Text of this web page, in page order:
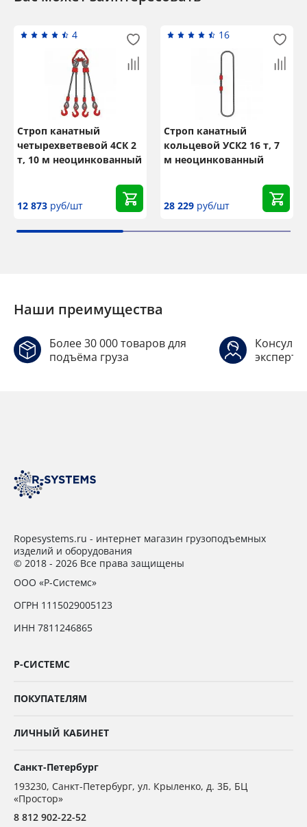
4
Строп канатный
четырехветвевой 4СК 2
т, 10 м неоцинкованный
12 873 руб/шт
16
Строп канатный
кольцевой УСК2 16 т, 7
м неоцинкованный
28 229 руб/шт
Наши преимущества
Более 30 000 товаров для
подъёма груза
Ropesystems.ru - интернет магазин грузоподъемных
изделий и оборудования
© 2018 - 2026 Все права защищены
ООО «Р-Системс»
ОГРН 1115029005123
ИНН 7811246865
Р-СИСТЕМС
ПОКУПАТЕЛЯМ
ЛИЧНЫЙ КАБИНЕТ
Санкт-Петербург
193230, Санкт-Петербург, ул. Крыленко, д. 3Б, БЦ
«Простор»
8 812 902-22-52